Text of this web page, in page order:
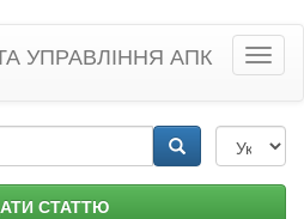
УПРАВЛІННЯ АПК
СТАТТЮ